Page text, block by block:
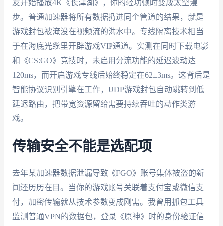
友开始播放4K《长津湖》，你的轻功顿时变成太空漫
步。普通加速器将所有数据扔进同个管道的结果，就是
游戏封包被淹没在视频流的洪水中。专线隔离技术相当
于在海底光缆里开辟游戏VIP通道。实测在同时下载电影
和《CS:GO》竞技时，未启用分流功能的延迟波动达
120ms，而开启游戏专线后始终稳定在62±3ms。这背后是
智能协议识别引擎在工作，UDP游戏封包自动跳转到低
延迟路由，把带宽资源留给需要持续吞吐的动作类游
戏。
传输安全不能是选配项
去年某加速器数据泄漏导致《FGO》账号集体被盗的新
闻还历历在目。当你的游戏账号关联着支付宝或微信支
付，加密传输就从技术参数变成刚需。我曾用抓包工具
监测普通VPN的数据包，登录《原神》时的身份验证信